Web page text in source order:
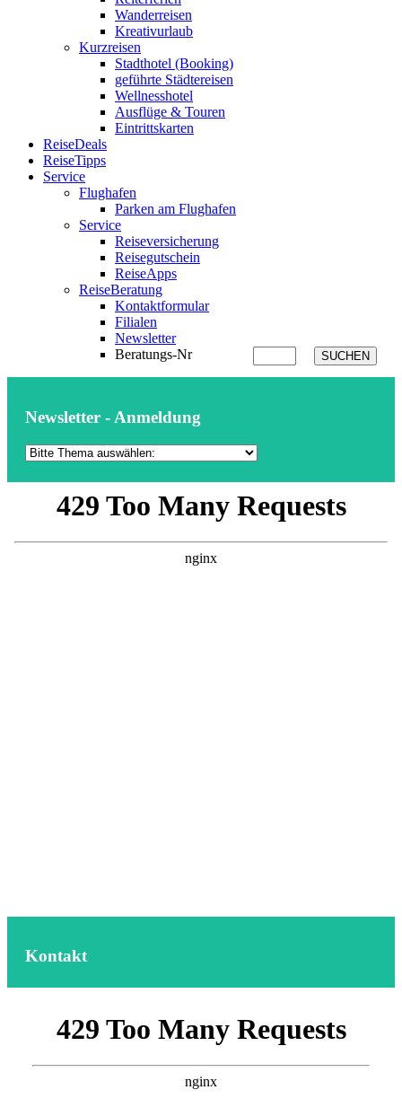
Wanderreisen
Kreativurlaub
Kurzreisen
Stadthotel (Booking)
geführte Städtereisen
Wellnesshotel
Ausflüge & Touren
Eintrittskarten
ReiseDeals
ReiseTipps
Service
Flughafen
Parken am Flughafen
Service
Reiseversicherung
Reisegutschein
ReiseApps
ReiseBeratung
Kontaktformular
Filialen
Newsletter
Beratungs-Nr
SUCHEN
Newsletter - Anmeldung
Kontakt